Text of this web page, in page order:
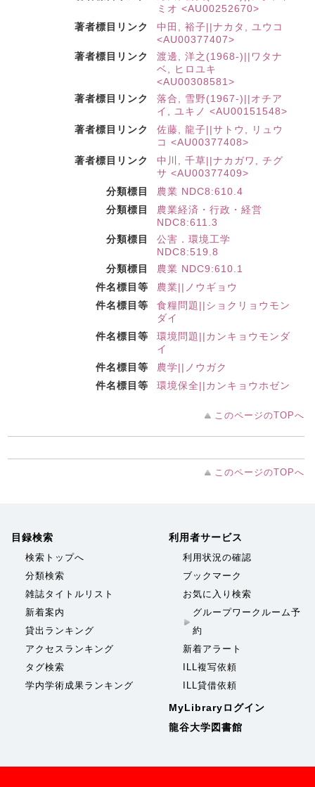
ミオ <AU00252670>
著者標目リンク
中田, 裕子||ナカタ, ユウコ
<AU00377407>
著者標目リンク
渡邊, 洋之(1968-)||ワタナ
ベ, ヒロユキ
<AU00308581>
著者標目リンク
落合, 雪野(1967-)||オチア
イ, ユキノ <AU00151548>
著者標目リンク
佐藤, 龍子||サトウ, リュウ
コ <AU00377408>
著者標目リンク
中川, 千草||ナカガワ, チグ
サ <AU00377409>
分類標目
農業 NDC8:610.4
分類標目
農業経済・行政・経営
NDC8:611.3
分類標目
公害．環境工学
NDC8:519.8
分類標目
農業 NDC9:610.1
件名標目等
農業||ノウギョウ
件名標目等
食糧問題||ショクリョウモン
ダイ
件名標目等
環境問題||カンキョウモンダ
イ
件名標目等
農学||ノウガク
件名標目等
環境保全||カンキョウホゼン
このページのTOPへ
このページのTOPへ
目録検索
検索トップへ
分類検索
雑誌タイトルリスト
新着案内
貸出ランキング
アクセスランキング
タグ検索
学内学術成果ランキング
利用者サービス
利用状況の確認
ブックマーク
お気に入り検索
グループワークルーム予
約
新着アラート
ILL複写依頼
ILL貸借依頼
MyLibraryログイン
龍谷大学図書館